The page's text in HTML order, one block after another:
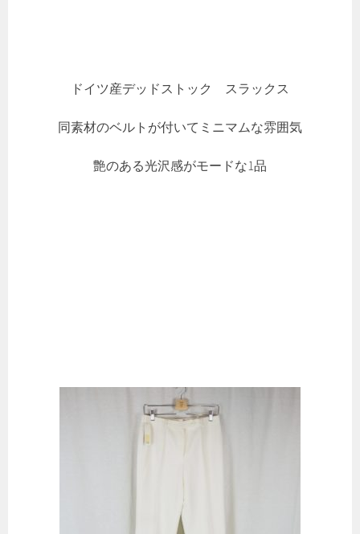
ドイツ産デッドストック スラックス
同素材のベルトが付いてミニマムな雰囲気
艶のある光沢感がモードな1品